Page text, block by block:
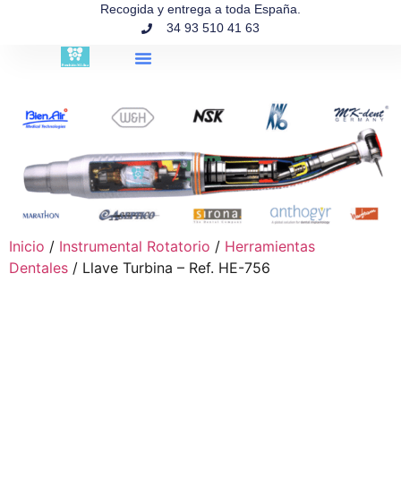
Recogida y entrega a toda España.
34 93 510 41 63
Inicio / Instrumental Rotatorio / Herramientas
Dentales / Llave Turbina – Ref. HE-756